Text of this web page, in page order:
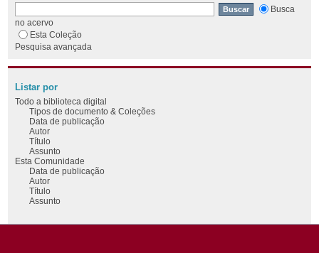
Busca
no acervo
Esta Coleção
Pesquisa avançada
Listar por
Todo a biblioteca digital
Tipos de documento & Coleções
Data de publicação
Autor
Título
Assunto
Esta Comunidade
Data de publicação
Autor
Título
Assunto